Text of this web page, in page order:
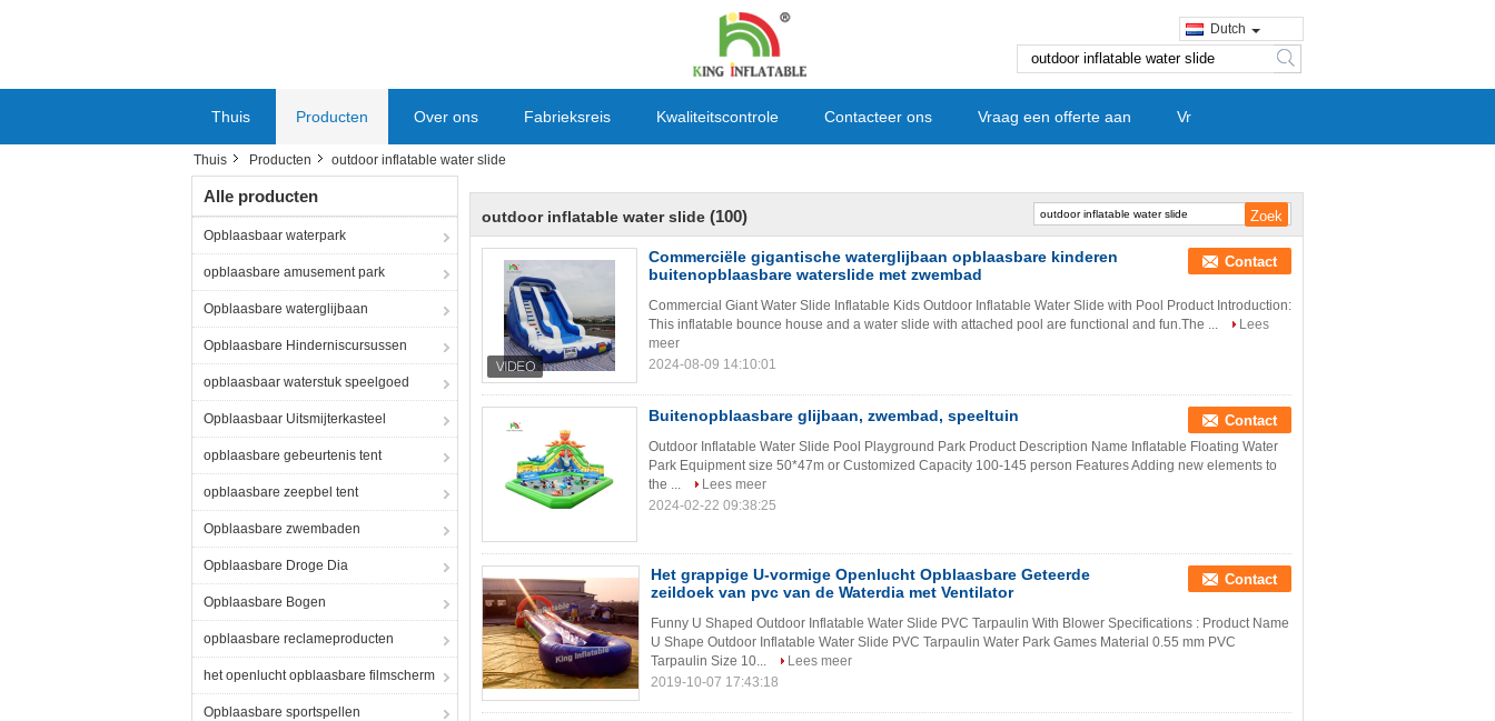
Dutch
search
Thuis Producten Over ons Fabrieksreis Kwaliteitscontrole Contacteer ons Vraag een offerte aan Vr
Thuis Producten outdoor inflatable water slide
Alle producten
Opblaasbaar waterpark
opblaasbare amusement park
Opblaasbare waterglijbaan
Opblaasbare Hinderniscursussen
opblaasbaar waterstuk speelgoed
Opblaasbaar Uitsmijterkasteel
opblaasbare gebeurtenis tent
opblaasbare zeepbel tent
Opblaasbare zwembaden
Opblaasbare Droge Dia
Opblaasbare Bogen
opblaasbare reclameproducten
het openlucht opblaasbare filmscherm
Opblaasbare sportspellen
outdoor inflatable water slide (100)
Commerciële gigantische waterglijbaan opblaasbare kinderen
buitenopblaasbare waterslide met zwembad
Contact
Commercial Giant Water Slide Inflatable Kids Outdoor Inflatable Water Slide with Pool Product Introduction:
This inflatable bounce house and a water slide with attached pool are functional and fun.The ...
Lees
meer
2024-08-09 14:10:01
Buitenopblaasbare glijbaan, zwembad, speeltuin Contact
Outdoor Inflatable Water Slide Pool Playground Park Product Description Name Inflatable Floating Water
Park Equipment size 50*47m or Customized Capacity 100-145 person Features Adding new elements to
the ...
Lees meer
2024-02-22 09:38:25
Het grappige U-vormige Openlucht Opblaasbare Geteerde
zeildoek van pvc van de Waterdia met Ventilator
Contact
Funny U Shaped Outdoor Inflatable Water Slide PVC Tarpaulin With Blower Specifications : Product Name
U Shape Outdoor Inflatable Water Slide PVC Tarpaulin Water Park Games Material 0.55 mm PVC
Tarpaulin Size 10...
Lees meer
2019-10-07 17:43:18